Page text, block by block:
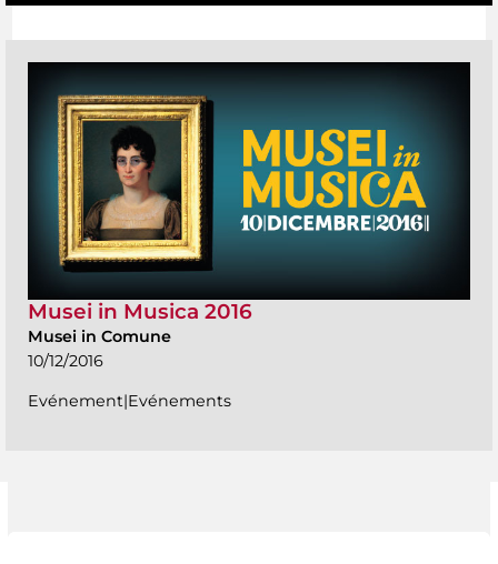
Musei in Musica 2016
Musei in Comune
10/12/2016
Evénement|Evénements